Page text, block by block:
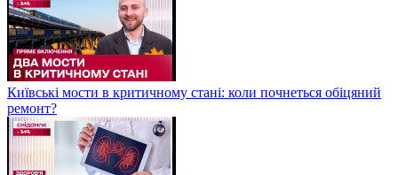
Київські мости в критичному стані: коли почнеться обіцяний
ремонт?